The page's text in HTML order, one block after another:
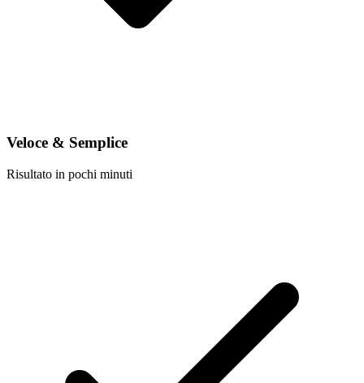
Veloce & Semplice
Risultato in pochi minuti